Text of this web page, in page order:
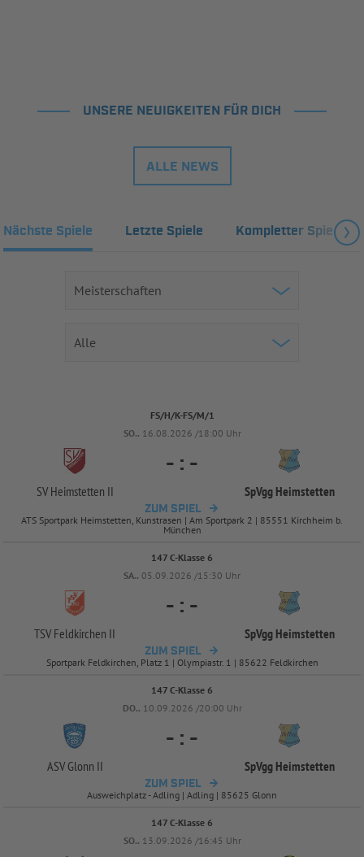
UNSERE NEUIGKEITEN FÜR DICH
ALLE NEWS
Nächste Spiele Letzte Spiele Kompletter Spielplan
FS/H/K-FS/M/1
SO.. 16.08.2026 /18:00 Uhr
SV Heimstetten II
- : -
SpVgg Heimstetten
ZUM SPIEL
ATS Sportpark Heimstetten, Kunstrasen | Am Sportpark 2 | 85551 Kirchheim b.
München
147 C-Klasse 6
SA.. 05.09.2026 /15:30 Uhr
TSV Feldkirchen II
- : -
SpVgg Heimstetten
ZUM SPIEL
Sportpark Feldkirchen, Platz 1 | Olympiastr. 1 | 85622 Feldkirchen
147 C-Klasse 6
DO.. 10.09.2026 /20:00 Uhr
ASV Glonn II
- : -
SpVgg Heimstetten
ZUM SPIEL
Ausweichplatz - Adling | Adling | 85625 Glonn
147 C-Klasse 6
SO.. 13.09.2026 /16:45 Uhr